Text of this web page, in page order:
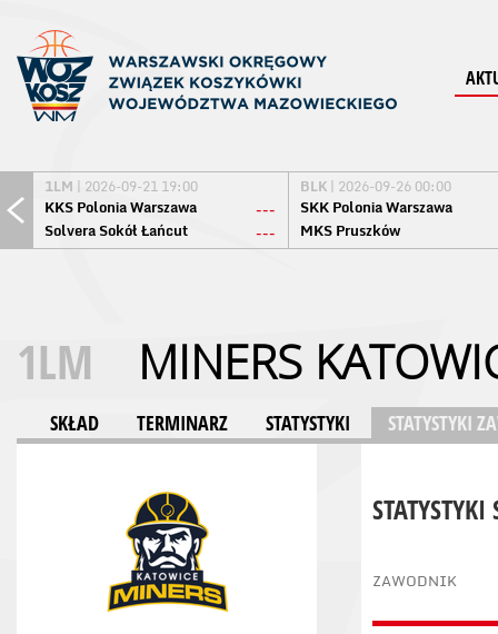
1LM | 2026-09-21 19:00
KKS Polonia Warszawa
---
Solvera Sokół Łańcut
---
BLK | 2026-09-26 00:00
SKK Polonia Warszawa
MKS Pruszków
1LM MINERS
SKŁAD TERMINARZ STATYSTYKI STATYSTYKI
ZAWODNIK